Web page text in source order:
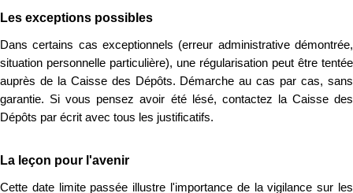
Les exceptions possibles
Dans certains cas exceptionnels (erreur administrative démontrée,
situation personnelle particulière), une régularisation peut être tentée
auprès de la Caisse des Dépôts. Démarche au cas par cas, sans
garantie. Si vous pensez avoir été lésé, contactez la Caisse des
Dépôts par écrit avec tous les justificatifs.
La leçon pour l'avenir
Cette date limite passée illustre l'importance de la vigilance sur les